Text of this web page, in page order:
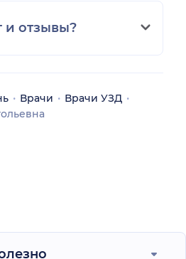
и отзывы?
Врачи
Врачи УЗД